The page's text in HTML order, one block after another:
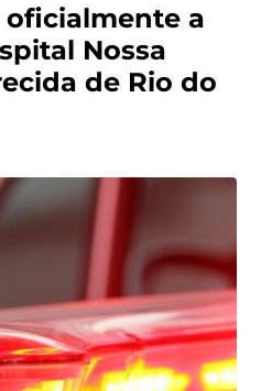
oficialmente a
Nossa
de Rio do